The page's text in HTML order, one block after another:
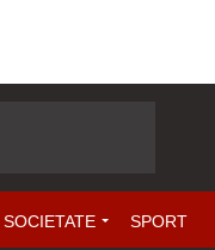
SOCIETATE SPORT